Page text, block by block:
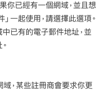
你已經有一個網域，並且想
一起使用，請選擇此選項。
已有的電子郵件地址，並
，某些註冊商會要求你更